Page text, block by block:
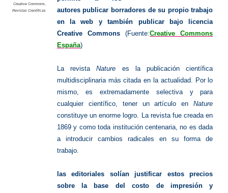
Creative Commons,
Revistas Científicas
autores publicar borradores de su propio trabajo
en la web y también publicar bajo licencia
Creative Commons(Fuente:Creative Commons
España)
La revistaNature es la publicación científica
multidisciplinaria más citada en la actualidad. Por lo
mismo, es extremadamente selectiva y para
cualquier científico, tener un artículo enNature
constituye un enorme logro. La revista fue creada en
1869 y como toda institución centenaria, no es dada
a introducir cambios radicales en su forma de
trabajo.
las editoriales solían justificar estos precios
sobre la base del costo de impresión y